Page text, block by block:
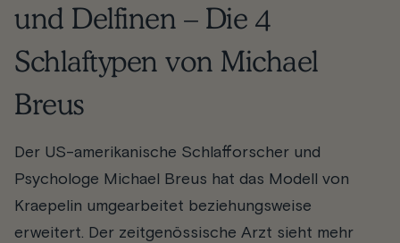
und Delfinen – Die 4
Schlaftypen von Michael
Breus
Der US-amerikanische Schlafforscher und
Psychologe Michael Breus hat das Modell von
Kraepelin umgearbeitet beziehungsweise
erweitert. Der zeitgenössische Arzt sieht mehr